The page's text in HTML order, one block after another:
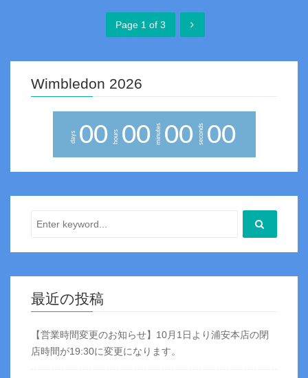
Page 1 of 3
Wimbledon 2026
days 00 hours 00 minutes 00 seconds 00
最近の投稿
【営業時間変更のお知らせ】10月1日より浦安本店の閉
店時間が19:30に変更になります。